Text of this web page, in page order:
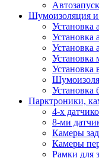
Шумоизоляция и
Установка
Установка
Установка
Установка
Установка
Установка
Парктроники,
4-х
8-ми
Камеры
Камеры
Рамки для